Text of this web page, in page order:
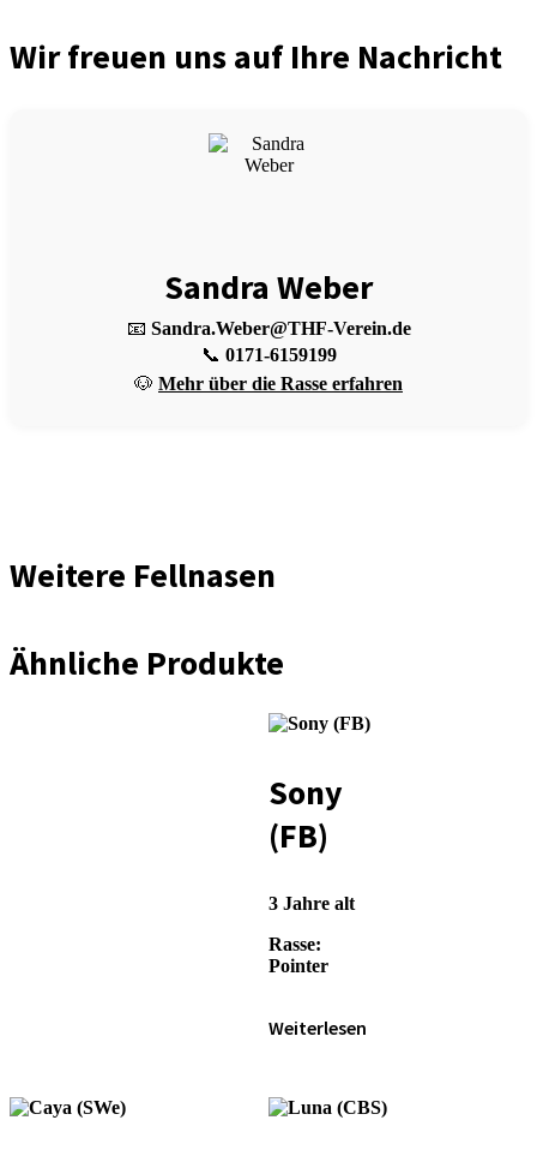
Wir freuen uns auf Ihre Nachricht
Sandra Weber
📧 Sandra.Weber@THF-Verein.de
📞 0171-6159199
🐶 Mehr über die Rasse erfahren
Weitere Fellnasen
Ähnliche Produkte
Sony
(FB)
3 Jahre alt
Rasse:
Pointer
Weiterlesen